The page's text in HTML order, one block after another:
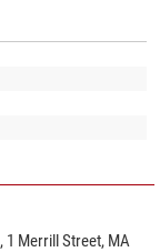
iOptron
daher vor dem
Ein Hinweis
ist, sitzt er beim
Ende.
1 Merrill Street, MA